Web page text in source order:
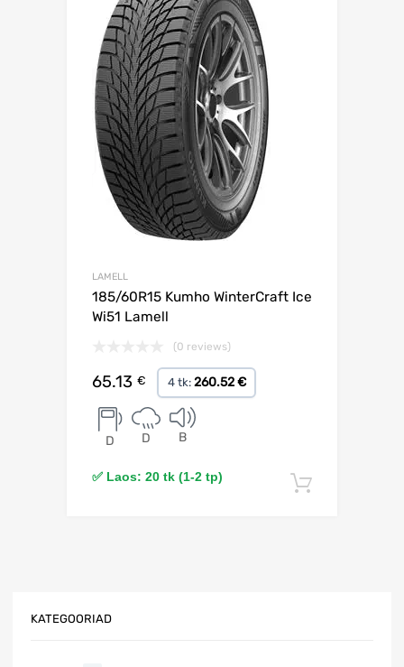
LAMELL
185/60R15 Kumho WinterCraft Ice
Wi51 Lamell
(0 reviews)
65.13 € 4 tk: 260.52 €
D D B
✅ Laos: 20 tk (1-2 tp)
KATEGOORIAD